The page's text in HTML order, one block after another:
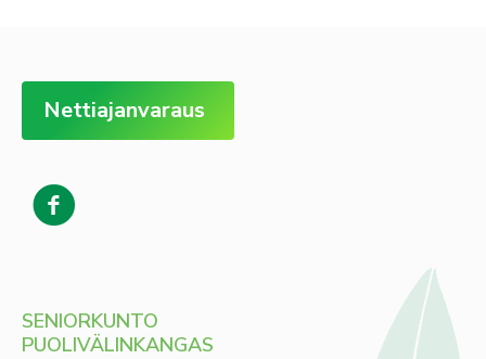
Nettiajanvaraus
SENIORKUNTO
PUOLIVÄLINKANGAS